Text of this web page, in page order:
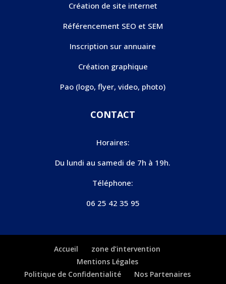
Création de site internet
Référencement SEO et SEM
Inscription sur annuaire
Création graphique
Pao (logo, flyer, video, photo)
CONTACT
Horaires:
Du lundi au samedi de 7h à 19h.
Téléphone:
06 25 42 35 95
Accueil
zone d’intervention
Mentions Légales
Politique de Confidentialité
Nos Partenaires